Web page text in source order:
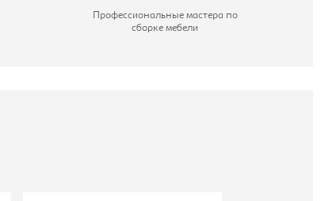
Профессиональные мастера по
сборке мебели